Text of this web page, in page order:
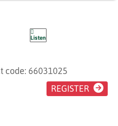
Listen
code: 66031025
REGISTER